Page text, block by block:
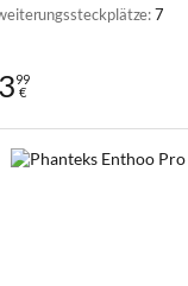
7
99
€